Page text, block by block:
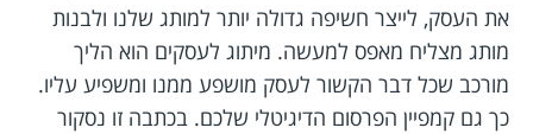
את העסק, לייצר חשיפה גדולה יותר למותג שלנו ולבנות
מותג מצליח מאפס למעשה. מיתוג לעסקים הוא הליך
מורכב שכל דבר הקשור לעסק מושפע ממנו ומשפיע עליו.
כך גם קמפיין הפרסום הדיגיטלי שלכם. בכתבה זו נסקור